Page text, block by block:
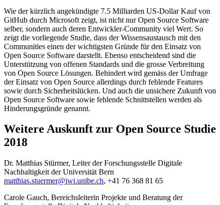
Wie der kürzlich angekündigte 7.5 Milliarden US-Dollar Kauf von
GitHub durch Microsoft zeigt, ist nicht nur Open Source Software
selber, sondern auch deren Entwickler-Community viel Wert. So
zeigt die vorliegende Studie, dass der Wissensaustausch mit den
Communities einen der wichtigsten Gründe für den Einsatz von
Open Source Software darstellt. Ebenso entscheidend sind die
Unterstützung von offenen Standards und die grosse Verbreitung
von Open Source Lösungen. Behindert wird gemäss der Umfrage
der Einsatz von Open Source allerdings durch fehlende Features
sowie durch Sicherheitslücken. Und auch die unsichere Zukunft von
Open Source Software sowie fehlende Schnittstellen werden als
Hinderungsgründe genannt.
Weitere Auskunft zur Open Source Studie
2018
Dr. Matthias Stürmer, Leiter der Forschungsstelle Digitale
Nachhaltigkeit der Universität Bern
matthias.stuermer@iwi.unibe.ch, +41 76 368 81 65
Carole Gauch, Bereichsleiterin Projekte und Beratung der